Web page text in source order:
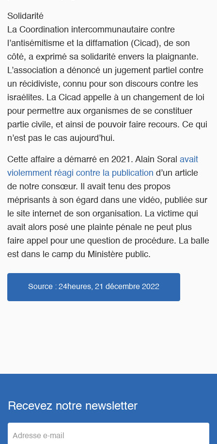
Solidarité
La Coordination intercommunautaire contre
l’antisémitisme et la diffamation (Cicad), de son
côté, a exprimé sa solidarité envers la plaignante.
L’association a dénoncé un jugement partiel contre
un récidiviste, connu pour son discours contre les
israélites. La Cicad appelle à un changement de loi
pour permettre aux organismes de se constituer
partie civile, et ainsi de pouvoir faire recours. Ce qui
n’est pas le cas aujourd’hui.
Cette affaire a démarré en 2021. Alain Soral avait
violemment réagi contre la publication d’un article
de notre consœur. Il avait tenu des propos
méprisants à son égard dans une vidéo, publiée sur
le site internet de son organisation. La victime qui
avait alors posé une plainte pénale ne peut plus
faire appel pour une question de procédure. La balle
est dans le camp du Ministère public.
Source : 24heures, 21 décembre 2022
Recevez notre newsletter